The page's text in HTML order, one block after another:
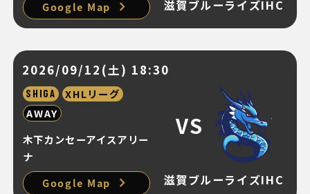
Google Map
chevron_right 滋賀ブルーライズIHC
2026/09/12(土) 18:30
SHIGA
XHLリーグ
AWAY
木下カンセーアイスアリー
ナ
Google Map
chevron_right
VS
滋賀ブルーライズIHC